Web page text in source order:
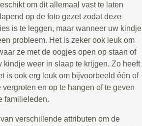
om dit allemaal vast te laten
op de foto gezet zodat deze
is te leggen, maar wanneer uw kindje
probleem. Het is zeker ook leuk om
ze met de oogjes open op staan of
kindje weer in slaap te krijgen. Zo heeft
is ook erg leuk om bijvoorbeeld één of
en op te hangen of te geven
familieleden.
verschillende attributen om de